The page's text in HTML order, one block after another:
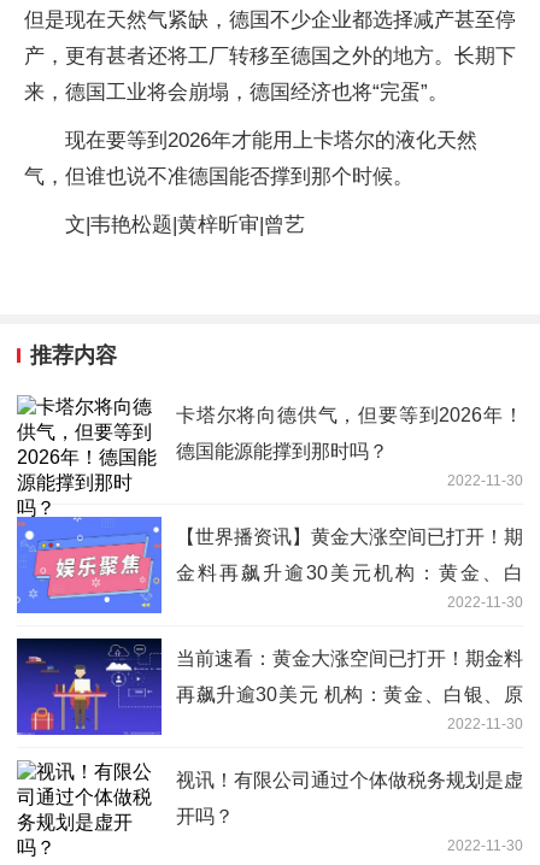
但是现在天然气紧缺，德国不少企业都选择减产甚至停
产，更有甚者还将工厂转移至德国之外的地方。长期下
来，德国工业将会崩塌，德国经济也将“完蛋”。
现在要等到2026年才能用上卡塔尔的液化天然
气，但谁也说不准德国能否撑到那个时候。
文|韦艳松题|黄梓昕审|曾艺
推荐内容
卡塔尔将向德供气，但要等到2026年！
德国能源能撑到那时吗？
2022-11-30
【世界播资讯】黄金大涨空间已打开！期
金料再飙升逾30美元机构：黄金、白
2022-11-30
当前速看：黄金大涨空间已打开！期金料
再飙升逾30美元 机构：黄金、白银、原
2022-11-30
视讯！有限公司通过个体做税务规划是虚
开吗？
2022-11-30